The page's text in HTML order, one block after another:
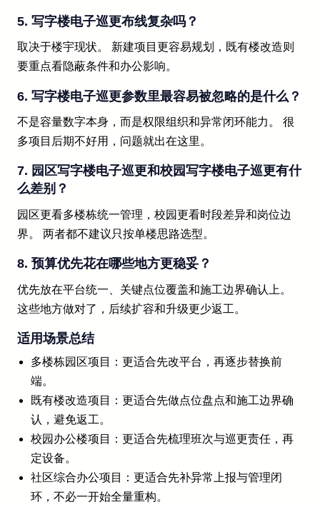
5. 写字楼电子巡更布线复杂吗？
取决于楼宇现状。 新建项目更容易规划，既有楼改造则
要重点看隐蔽条件和办公影响。
6. 写字楼电子巡更参数里最容易被忽略的是什么？
不是容量数字本身，而是权限组织和异常闭环能力。 很
多项目后期不好用，问题就出在这里。
7. 园区写字楼电子巡更和校园写字楼电子巡更有什
么差别？
园区更看多楼栋统一管理，校园更看时段差异和岗位边
界。 两者都不建议只按单楼思路选型。
8. 预算优先花在哪些地方更稳妥？
优先放在平台统一、关键点位覆盖和施工边界确认上。
这些地方做对了，后续扩容和升级更少返工。
适用场景总结
多楼栋园区项目：更适合先改平台，再逐步替换前
端。
既有楼改造项目：更适合先做点位盘点和施工边界确
认，避免返工。
校园办公楼项目：更适合先梳理班次与巡更责任，再
定设备。
社区综合办公项目：更适合先补异常上报与管理闭
环，不必一开始全量重构。